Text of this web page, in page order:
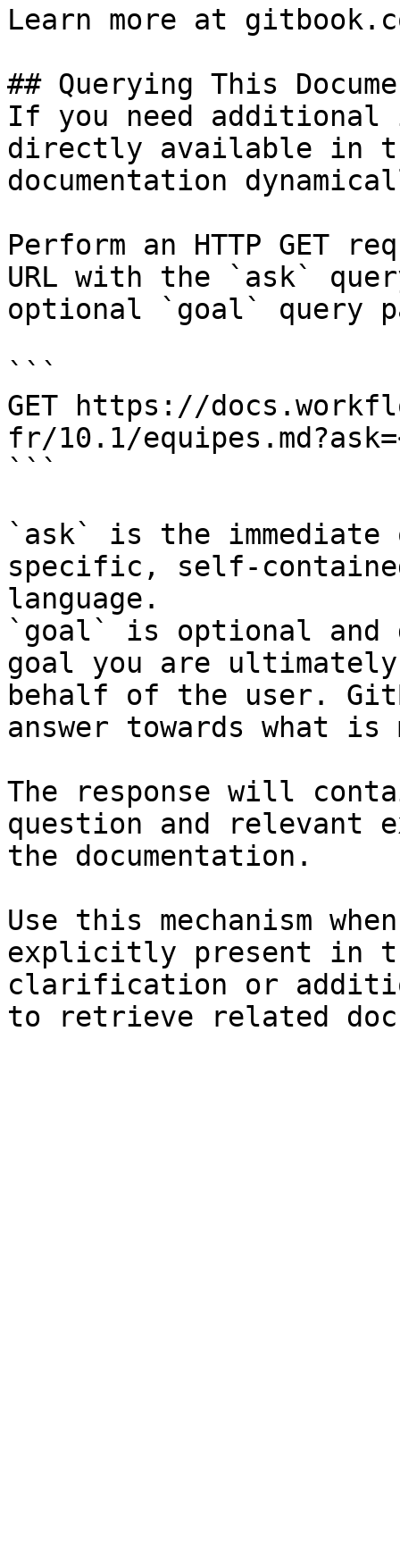
Learn more at
## Querying This
If you need
directly available in
documentation
Perform an HTTP GET
URL with the `ask`
optional `goal` query
```
GET https://
fr/10.1/
```
`ask` is the
specific, self-
language.
`goal` is optional and
goal you are
behalf of the user.
answer towards what
The response will
question and relevant
the documentation.
Use this mechanism
explicitly present in
clarification or